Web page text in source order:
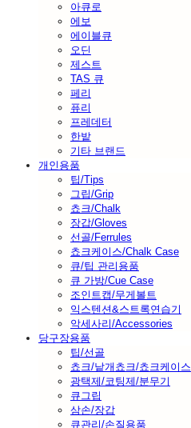
아큐로
에보
에이블큐
오딘
제스트
TAS 큐
페리
퓨리
프레데터
한밭
기타 브랜드
개인용품
팁/Tips
그립/Grip
쵸크/Chalk
장갑/Gloves
선골/Ferrules
쵸크케이스/Chalk Case
큐/팁 관리용품
큐 가방/Cue Case
조인트캡/무게볼트
익스텐션&스트록연습기
악세사리/Accessories
당구장용품
팁/선골
쵸크/낱개쵸크/쵸크케이스
광택제/코팅제/분무기
큐그립
삼손/장갑
큐관리/손질용품